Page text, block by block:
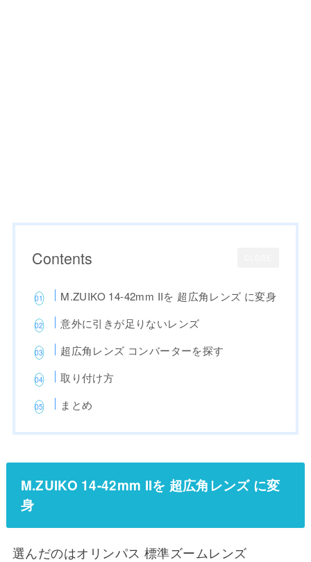
Contents
M.ZUIKO 14-42mm IIを 超広角レンズ に変身
意外に引きが足りないレンズ
超広角レンズ コンバーターを探す
取り付け方
まとめ
M.ZUIKO 14-42mm IIを 超広角レンズ に変
身
選んだのはオリンパス 標準ズームレンズ